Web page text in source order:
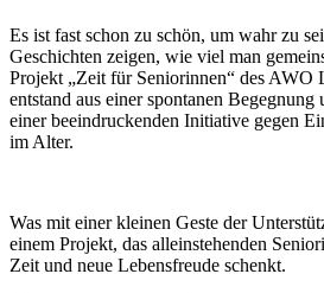
Es ist fast schon zu schön, um wahr zu
Geschichten zeigen, wie viel man
Projekt „Zeit für Seniorinnen“ des AWO
entstand aus einer spontanen
einer beeindruckenden Initiative gegen
im Alter.
Was mit einer kleinen Geste der
einem Projekt, das alleinstehenden
Zeit und neue Lebensfreude schenkt.